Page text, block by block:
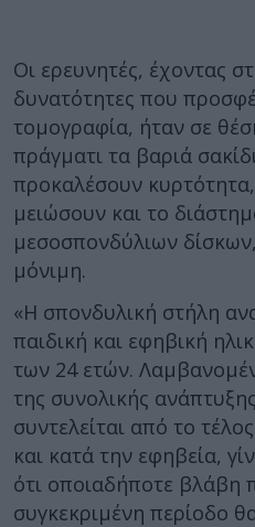
Οι ερευνητές, έχοντας
δυνατότητες που
τομογραφία, ήταν σε
πράγματι τα βαριά
προκαλέσουν
μειώσουν και το
μεσοσπονδύλιων
μόνιμη.
«Η σπονδυλική στήλη
παιδική και εφηβική
των 24 ετών.
της συνολικής
συντελείται από το
και κατά την εφηβεία,
ότι οποιαδήποτε βλάβη
συγκεκριμένη περίοδο